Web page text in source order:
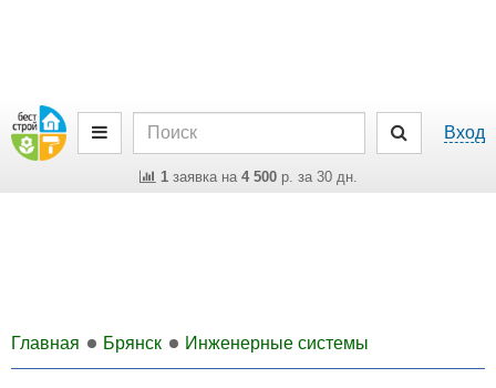
Вход
1заявка на 4 500р. за 30 дн.
Главная Брянск Инженерные системы